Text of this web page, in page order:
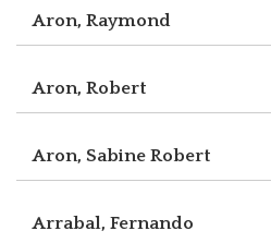
Aron, Raymond
Aron, Robert
Aron, Sabine Robert
Arrabal, Fernando